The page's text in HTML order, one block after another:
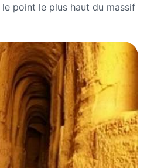
point le plus haut du massif